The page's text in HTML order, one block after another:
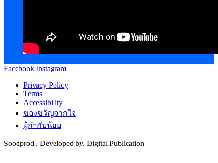
Facebook Instagram
Privacy Policy
Terms
Accessibility
ของขวัญจากใจ
ผู้กำกับน้อย
Soodprod . Developed by. Digital Publication